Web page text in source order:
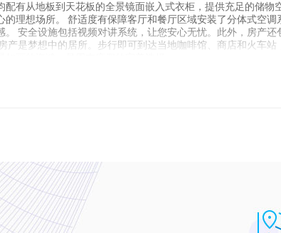
配有从地板到天花板的全景镜面嵌入式衣柜，提供充足的储物
的理想场所。 舒适度有保障客厅和餐厅区域安装了分体式空
。 安全设施包括视频对讲系统，让您安心无忧。此外，房产
产是梦想中的居所。步行即可到达当地咖啡馆、商店和火车